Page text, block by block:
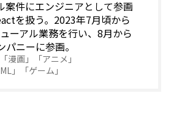
案件にエンジニアとして参画
を扱う。2023年7月頃から
ーアル業務を行い、8月から
ニーに参画。
「漫画」「アニメ」
」「ゲーム」